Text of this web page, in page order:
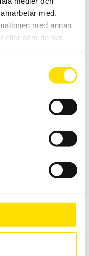
med.
med annan
eller som de har
och produktprovning